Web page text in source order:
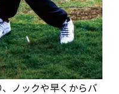
ノックや早くからバ